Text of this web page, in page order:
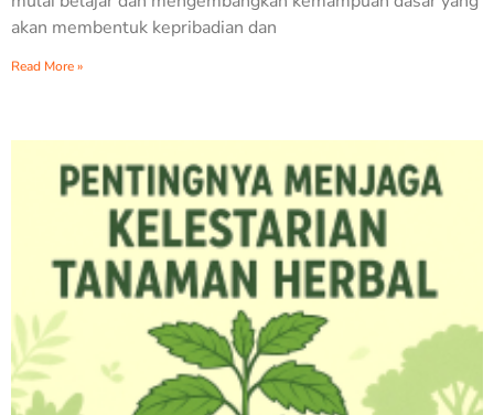
akan membentuk kepribadian dan
Read More »